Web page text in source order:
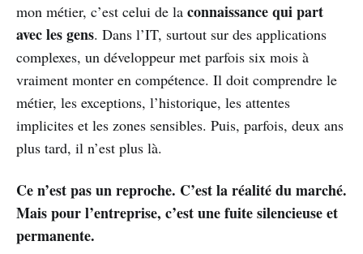
mon métier, c’est celui de la connaissance qui part
avec les gens. Dans l’IT, surtout sur des applications
complexes, un développeur met parfois six mois à
vraiment monter en compétence. Il doit comprendre le
métier, les exceptions, l’historique, les attentes
implicites et les zones sensibles. Puis, parfois, deux ans
plus tard, il n’est plus là.
Ce n’est pas un reproche. C’est la réalité du marché.
Mais pour l’entreprise, c’est une fuite silencieuse et
permanente.